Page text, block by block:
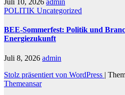
Juli 10, 2026 admin
POLITIK Uncategorized
BEE-Sommerfest: Politik und
Energiezukunft
Juli 8, 2026 admin
Stolz präsentiert von WordPress |
Themeansar